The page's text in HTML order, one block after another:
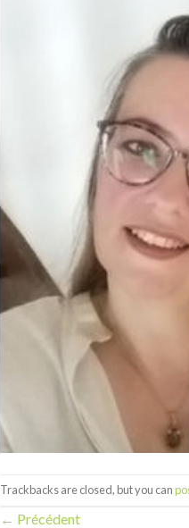
Trackbacks are closed, but you can
← Précédent